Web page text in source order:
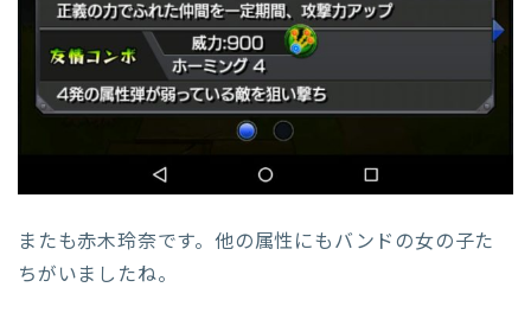
またも赤木玲奈です。他の属性にもバンドの女の子た
ちがいましたね。